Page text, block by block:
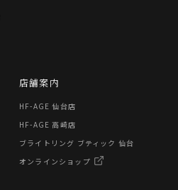
店舗案内
HF-AGE 仙台店
HF-AGE 高崎店
ブライトリング ブティック 仙台
オンラインショップ